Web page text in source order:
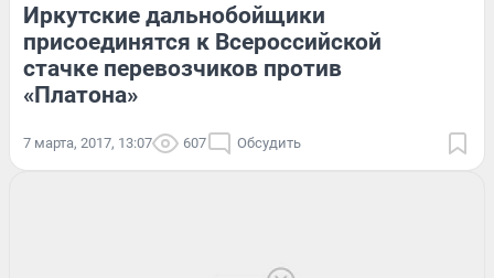
Иркутские дальнобойщики
присоединятся к Всероссийской
стачке перевозчиков против
«Платона»
7 марта, 2017, 13:07 607 Обсудить